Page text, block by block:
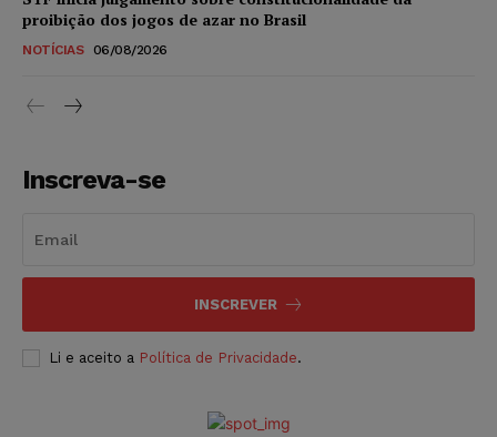
proibição dos jogos de azar no Brasil
NOTÍCIAS 06/08/2026
Inscreva-se
INSCREVER
Li e aceito a Política de Privacidade.